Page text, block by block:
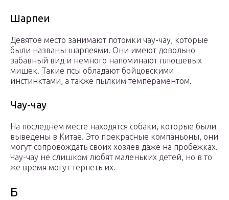
Шарпеи
Девятое место занимают потомки чау-чау, которые
были названы шарпеями. Они имеют довольно
забавный вид и немного напоминают плюшевых
мишек. Такие псы обладают бойцовскими
инстинктами, а также пылким темпераментом.
Чау-чау
На последнем месте находятся собаки, которые были
выведены в Китае. Это прекрасные компаньоны, они
могут сопровождать своих хозяев даже на пробежках.
Чау-чау не слишком любят маленьких детей, но в то
же время могут терпеть их.
Б